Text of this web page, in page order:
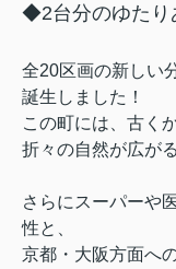
◆2台分のゆたり
全20区画の新しい
誕生しました！
この町には、古く
折々の自然が広が
さらにスーパーや
性と、
京都・大阪方面へ